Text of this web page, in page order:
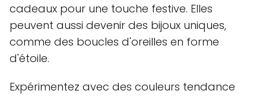
cadeaux pour une touche festive. Elles
peuvent aussi devenir des bijoux uniques,
comme des boucles d'oreilles en forme
d'étoile.
Expérimentez avec des couleurs tendance